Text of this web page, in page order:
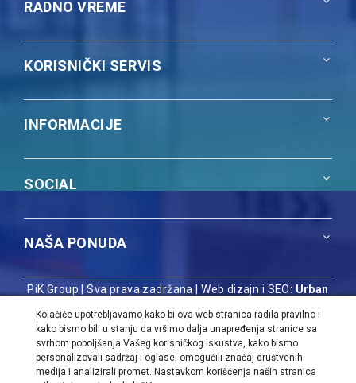
RADNO VREME
KORISNIČKI SERVIS
INFORMACIJE
SOCIAL
NAŠA PONUDA
PiK Group | Sva prava zadržana |Web dizajn i SEO: Urban
Kolačiće upotrebljavamo kako bi ova web stranica radila pravilno i
kako bismo bili u stanju da vršimo dalja unapređenja stranice sa
svrhom poboljšanja Vašeg korisničkog iskustva, kako bismo
personalizovali sadržaj i oglase, omogućili značaj društvenih
medija i analizirali promet. Nastavkom korišćenja naših stranica